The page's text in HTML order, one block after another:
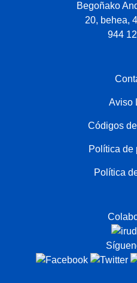
Begoñako
20, behea,
944
Aviso
Códigos
Política de
Política